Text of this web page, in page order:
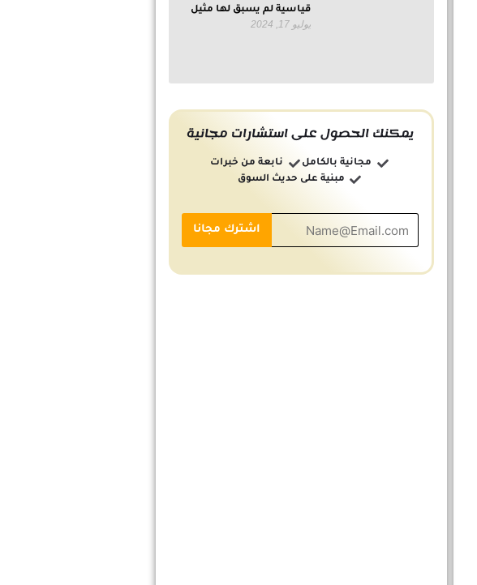
قياسية لم يسبق لها مثيل
يوليو 17, 2024
يمكنك الحصول على استشارات مجانية
مجانية بالكامل
نابعة من خبرات
مبنية على حديث السوق